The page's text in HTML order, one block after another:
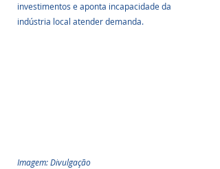
investimentos e aponta incapacidade da
indústria local atender demanda.
Imagem: Divulgação